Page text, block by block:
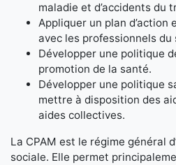
maladie et d’accidents du
Appliquer un plan d’action
avec les professionnels
Développer une politique
promotion de la santé.
Développer une politique
mettre à disposition des
aides collectives.
La CPAM est le régime général
sociale. Elle permet